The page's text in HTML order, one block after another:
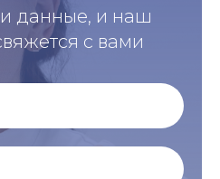
данные, и наш
с вами